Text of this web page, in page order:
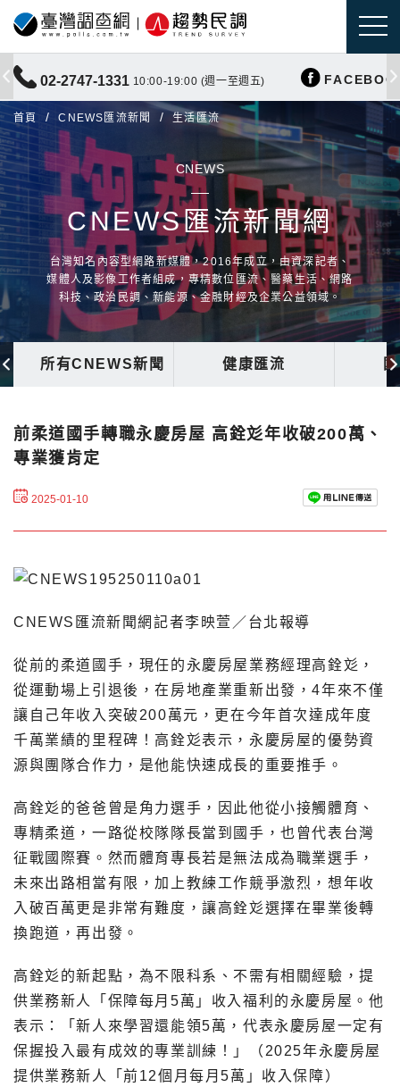
02-2747-1331 10:00-19:00 (週一至週五)
首頁 CNEWS匯流新聞 生活匯流
CNEWS
CNEWS匯流新聞網
台灣知名內容型網路新媒體，2016年成立，由資深記者、
媒體人及影像工作者組成，專精數位匯流、醫藥生活、網路
科技、政治民調、新能源、金融財經及企業公益領域。
所有CNEWS新聞 健康匯流
前柔道國手轉職永慶房屋 高銓彣年收破200萬、
專業獲肯定
2025-01-10
CNEWS匯流新聞網記者李映萱／台北報導
從前的柔道國手，現任的永慶房屋業務經理高銓彣，
從運動場上引退後，在房地產業重新出發，4年來不僅
讓自己年收入突破200萬元，更在今年首次達成年度
千萬業績的里程碑！高銓彣表示，永慶房屋的優勢資
源與團隊合作力，是他能快速成長的重要推手。
高銓彣的爸爸曾是角力選手，因此他從小接觸體育、
專精柔道，一路從校隊隊長當到國手，也曾代表台灣
征戰國際賽。然而體育專長若是無法成為職業選手，
未來出路相當有限，加上教練工作競爭激烈，想年收
入破百萬更是非常有難度，讓高銓彣選擇在畢業後轉
換跑道，再出發。
高銓彣的新起點，為不限科系、不需有相關經驗，提
供業務新人「保障每月5萬」收入福利的永慶房屋。他
表示：「新人來學習還能領5萬，代表永慶房屋一定有
保握投入最有成效的專業訓練！」（2025年永慶房屋
提供業務新人「前12個月每月5萬」收入保障）